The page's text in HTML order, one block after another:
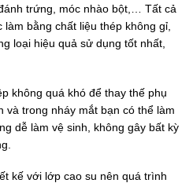
trứng, móc nhào bột,… Tất cả
bằng chất liệu thép không gỉ,
loại hiệu quả sử dụng tốt nhất,
không quá khó để thay thế phụ
và trong nháy mắt bạn có thể làm
dễ làm vệ sinh, không gây bất kỳ
kế với lớp cao su nên quá trình